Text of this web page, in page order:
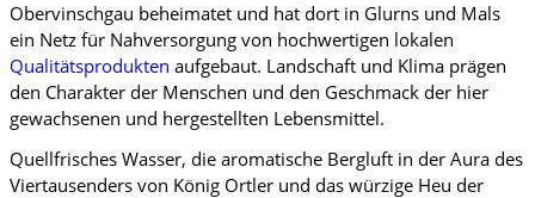
Obervinschgau beheimatet und hat dort in Glurns und Mals
ein Netz für Nahversorgung von hochwertigen lokalen
Qualitätsprodukten aufgebaut. Landschaft und Klima prägen
den Charakter der Menschen und den Geschmack der hier
gewachsenen und hergestellten Lebensmittel.
Quellfrisches Wasser, die aromatische Bergluft in der Aura des
Viertausenders von König Ortler und das würzige Heu der